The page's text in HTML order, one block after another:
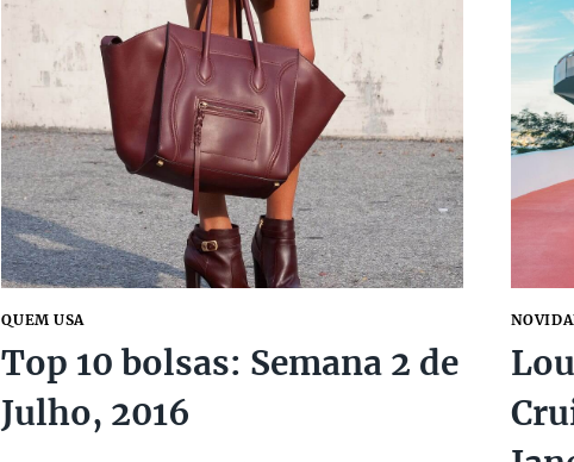
DO
MUNDO
DA
MODA
QUEM USA
Top 10 bolsas: Semana 2 de
Julho, 2016